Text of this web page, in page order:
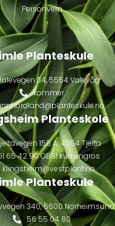
Personvern
Planteskule
34, 5554 Valevåg
kommer
Planteskole
158 A, 4054 Tjelta
65 42 90 OBS! kun engros
klingsheim@vestplant.no
Planteskule
340, 5600 Norheimsund
56 55 04 80